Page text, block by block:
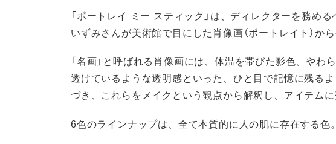
「ポートレイ ミー スティック」は、ディレクターを務め
いずみさんが美術館で目にした肖像画（ポートレイト）か
「名画」と呼ばれる肖像画には、体温を帯びた影色、や
透けているような透明感といった、ひと目で記憶に残る
づき、これらをメイクという観点から解釈し、アイテムに
6色のラインナップは、全て本質的に人の肌に存在する色。